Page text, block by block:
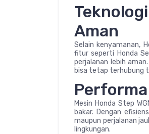
Aman
Selain kenyamanan,
fitur seperti Honda
perjalanan lebih
bisa tetap terhubung
Mesin Honda Step
bakar. Dengan
maupun perjalanan
lingkungan.